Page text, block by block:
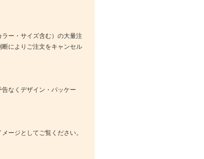
ー・サイズ含む）の大量注
によりご注文をキャンセル
なくデザイン・パッケー
ージとしてご覧ください。